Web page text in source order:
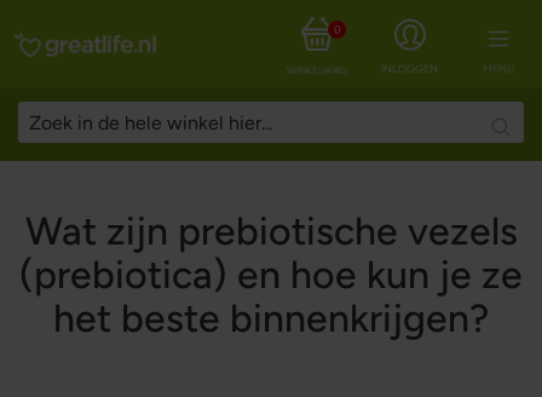
MENU
INLOGGEN
WINKELWAGEN
0
Wat zijn prebiotische vezels
(prebiotica) en hoe kun je ze
het beste binnenkrijgen?